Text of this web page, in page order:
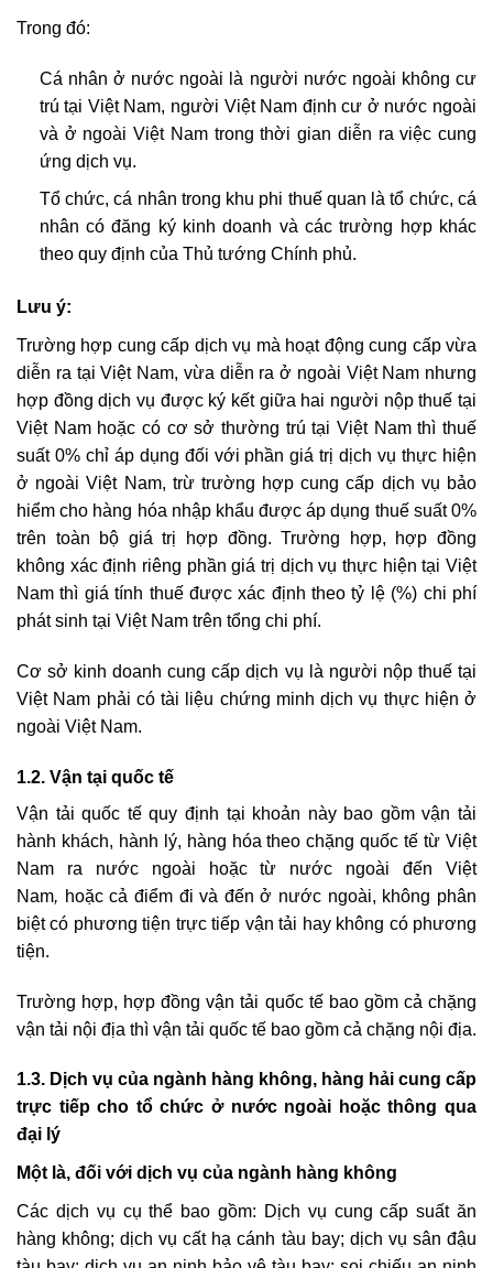
Trong đó:
Cá nhân ở nước ngoài là người nước ngoài không cư
trú tại Việt Nam, người Việt Nam định cư ở nước ngoài
và ở ngoài Việt Nam trong thời gian diễn ra việc cung
ứng dịch vụ.
Tổ chức, cá nhân trong khu phi thuế quan là tổ chức, cá
nhân có đăng ký kinh doanh và các trường hợp khác
theo quy định của Thủ tướng Chính phủ.
Lưu ý:
Trường hợp cung cấp dịch vụ mà hoạt động cung cấp vừa
diễn ra tại Việt Nam, vừa diễn ra ở ngoài Việt Nam nhưng
hợp đồng dịch vụ được ký kết giữa hai người nộp thuế tại
Việt Nam hoặc có cơ sở thường trú tại Việt Nam thì thuế
suất 0% chỉ áp dụng đối với phần giá trị dịch vụ thực hiện
ở ngoài Việt Nam, trừ trường hợp cung cấp dịch vụ bảo
hiểm cho hàng hóa nhập khẩu được áp dụng thuế suất 0%
trên toàn bộ giá trị hợp đồng. Trường hợp, hợp đồng
không xác định riêng phần giá trị dịch vụ thực hiện tại Việt
Nam thì giá tính thuế được xác định theo tỷ lệ (%) chi phí
phát sinh tại Việt Nam trên tổng chi phí.
Cơ sở kinh doanh cung cấp dịch vụ là người nộp thuế tại
Việt Nam phải có tài liệu chứng minh dịch vụ thực hiện ở
ngoài Việt Nam.
1.2. Vận tại quốc tế
Vận tải quốc tế quy định tại khoản này bao gồm vận tải
hành khách, hành lý, hàng hóa theo chặng quốc tế từ Việt
Nam ra nước ngoài
hoặc từ nước ngoài đến Việt
Nam, hoặc cả điểm đi và đến ở nước ngoài, không phân
biệt có phương tiện trực tiếp vận tải hay không có phương
tiện.
Trường hợp, hợp đồng vận tải quốc tế bao gồm cả chặng
vận tải nội địa thì vận tải quốc tế bao gồm cả chặng nội địa.
1.3. Dịch vụ của ngành hàng không, hàng hải cung cấp
trực tiếp cho tổ chức ở nước ngoài hoặc thông qua
đại lý
Một là, đối với dịch vụ của ngành hàng không
Các dịch vụ cụ thể bao gồm: Dịch vụ cung cấp suất ăn
hàng không; dịch vụ cất hạ cánh tàu bay; dịch vụ sân đậu